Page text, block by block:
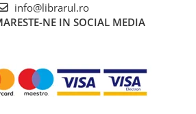
info@librarul.ro
NE IN SOCIAL MEDIA